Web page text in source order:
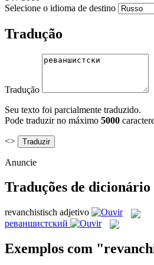
Selecione o idioma de destino
Tradução
Tradução
Seu texto foi parcialmente traduzido.
Pode traduzir no máximo 5000
<>
Anuncie
Traduções de
revanchistisch adjetivo
реваншистский
Exemplos com